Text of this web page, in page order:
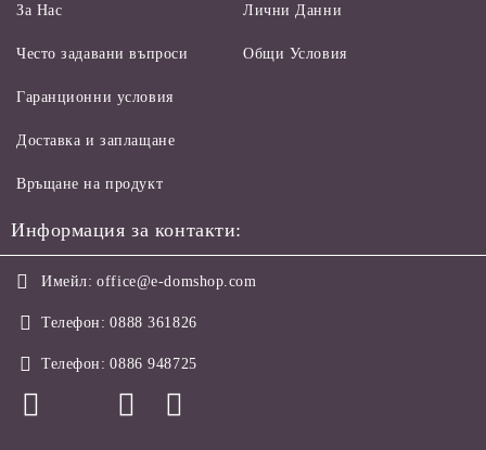
За Нас
Често задавани въпроси
Лични Данни
Общи Условия
Гаранционни условия
Доставка и заплащане
Връщане на продукт
Информация за контакти:
Имейл: office@e-domshop.com
Телефон: 0888 361826
Телефон: 0886 948725